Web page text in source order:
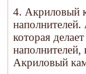
4. Акриловый
которая
Акриловый